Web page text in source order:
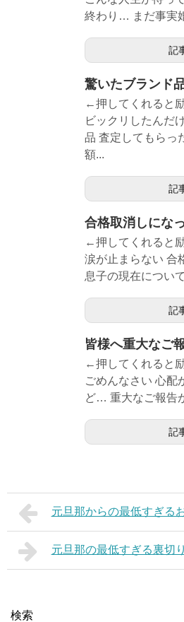
終わり… まだ事実
記
驚いたブランド
←押してくれると
ビックリしたんだ
品 査定してもらっ
額...
記
合格取消しにな
←押してくれると
涙が止まらない 合
息子の現在につい
記
皆様へ重大なご
←押してくれると
ごめんなさい 心配
ど… 重大なご報告
記
元旦那からの最低すぎる
元旦那の最低すぎる裏切
検索